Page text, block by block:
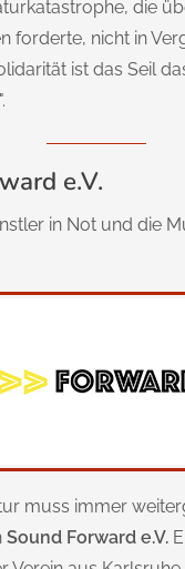
die
forderte, nicht in
ist das Seil
e.V.
in Not und die
muss immer
Sound Forward e.V.